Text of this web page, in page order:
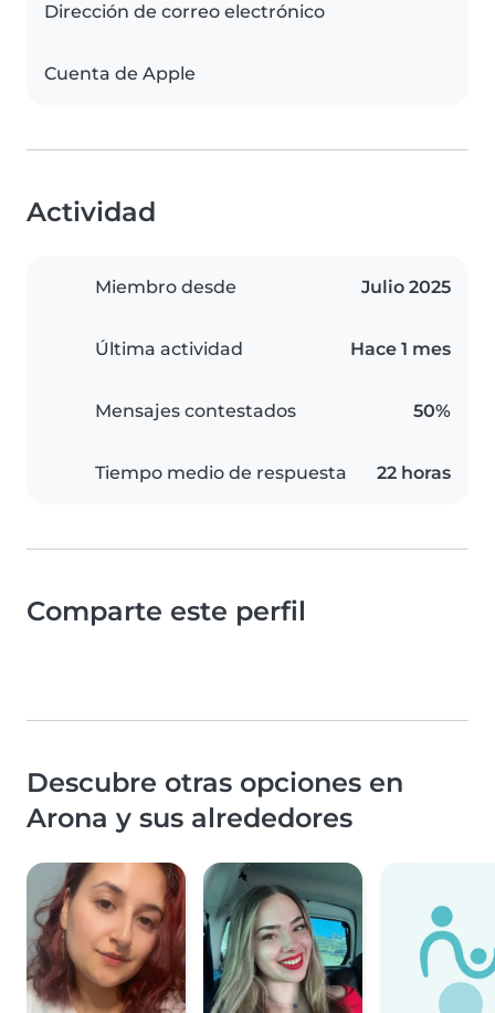
Dirección de correo electrónico
Cuenta de Apple
Actividad
Miembro desde Julio 2025
Última actividad Hace 1 mes
Mensajes contestados 50%
Tiempo medio de respuesta 22 horas
Comparte este perfil
Descubre otras opciones en
Arona y sus alrededores